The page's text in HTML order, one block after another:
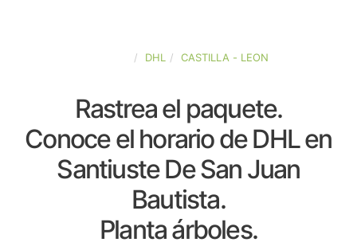
DHL CASTILLA - LEON
Rastrea el paquete.
Conoce el horario de DHL en
Santiuste De San Juan
Bautista.
Planta árboles.